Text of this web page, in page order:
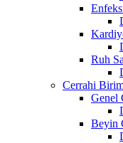
Ruh
Cerrahi
Genel
Beyin